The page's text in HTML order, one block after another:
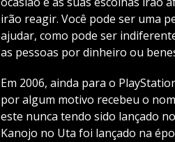
irão reagir. Você pode ser uma
ajudar, como pode ser
as pessoas por dinheiro ou
Em 2006, ainda para o
por algum motivo recebeu o
este nunca tendo sido lançado
Kanojo no Uta foi lançado na